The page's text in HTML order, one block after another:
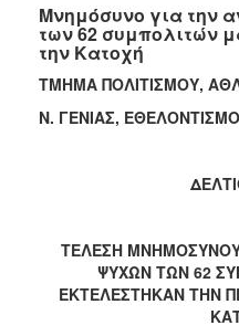
2022
2021
2015
2013
Μνημόσυνο για την
των 62 συμπολιτών
την Κατοχή
ΤΜΗΜΑ ΠΟΛΙΤΙΣΜΟΥ,
Ν. ΓΕΝΙΑΣ,
ΤΕΛΕΣΗ
ΨΥΧΩΝ ΤΩΝ 62
ΕΚΤΕΛΕΣΤΗΚΑΝ ΤΗΝ